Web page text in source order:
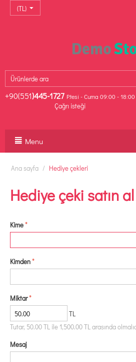
(TL)
+90(551)445-1727 P.tesi - Cuma 09:00 - 18:00
Çağrı isteği
Menu
Ana sayfa / Hediye çekleri
Hediye çeki satın al
Kime
Kimden
Miktar
TL
Tutar, 50.00TL ile1,500.00TL arasında
Mesaj